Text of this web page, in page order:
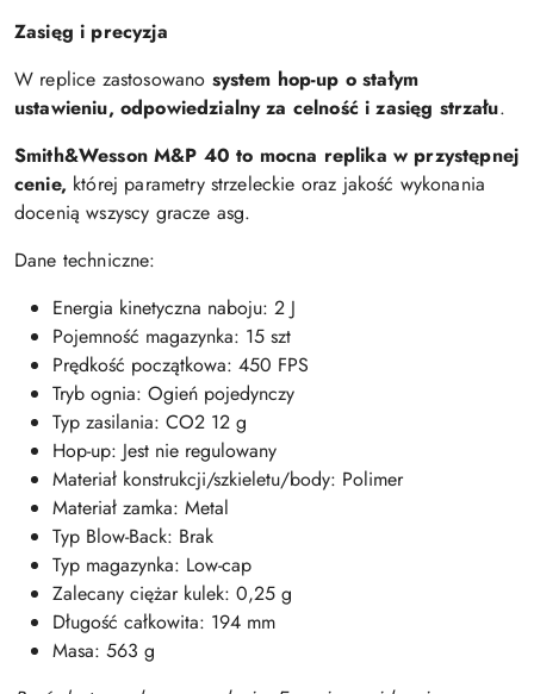
Zasięg i precyzja
W replice zastosowano system hop-up o stałym
ustawieniu, odpowiedzialny za celność i zasięg strzału.
Smith&Wesson M&P 40 to mocna replika w przystępnej
cenie, której parametry strzeleckie oraz jakość wykonania
docenią wszyscy gracze asg.
Dane techniczne:
Energia kinetyczna naboju: 2 J
Pojemność magazynka: 15 szt
Prędkość początkowa: 450 FPS
Tryb ognia: Ogień pojedynczy
Typ zasilania: CO2 12 g
Hop-up: Jest nie regulowany
Materiał konstrukcji/szkieletu/body: Polimer
Materiał zamka: Metal
Typ Blow-Back: Brak
Typ magazynka: Low-cap
Zalecany ciężar kulek: 0,25 g
Długość całkowita: 194 mm
Masa: 563 g